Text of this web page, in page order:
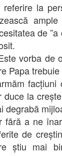
referire la
de
vorba
Papa
duce la
degrabă
fără a ne
de
știu mai